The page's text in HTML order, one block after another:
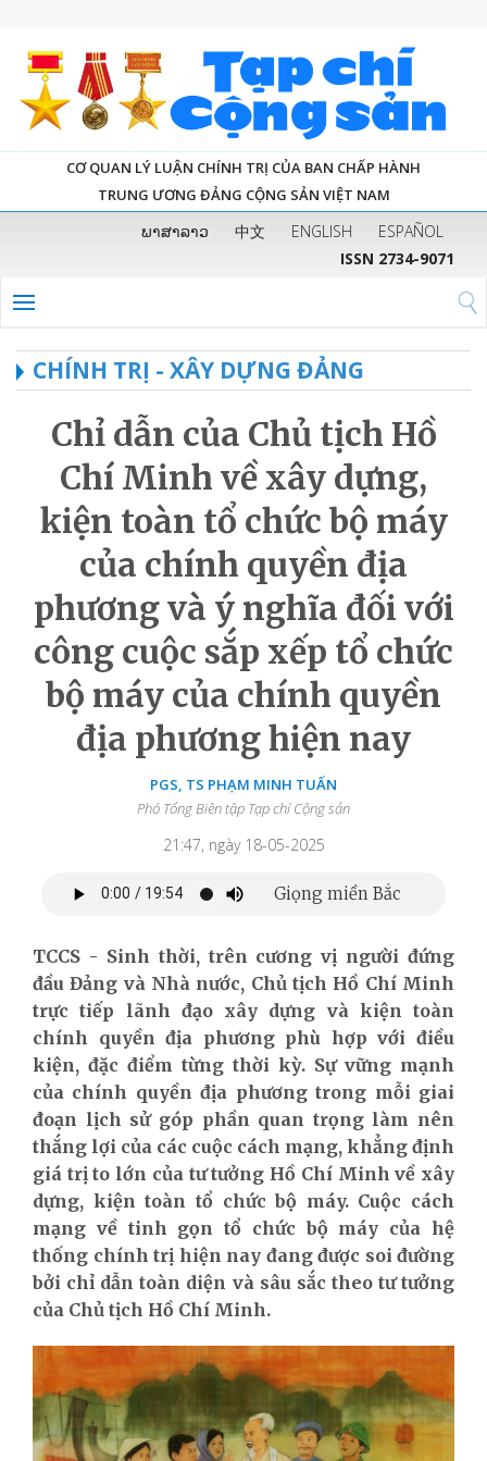
CƠ QUAN LÝ LUẬN CHÍNH TRỊ CỦA BAN CHẤP HÀNH
TRUNG ƯƠNG ĐẢNG CỘNG SẢN VIỆT NAM
ພາສາລາວ 中文 ENGLISH
ESPAÑOL
ISSN 2734-9071
CHÍNH TRỊ - XÂY DỰNG ĐẢNG
Chỉ dẫn của Chủ tịch Hồ
Chí Minh về xây dựng,
kiện toàn tổ chức bộ máy
của chính quyền địa
phương và ý nghĩa đối với
công cuộc sắp xếp tổ chức
bộ máy của chính quyền
địa phương hiện nay
PGS, TS PHẠM MINH TUẤN
Phó Tổng Biên tập Tạp chí Cộng sản
21:47, ngày 18-05-2025
TCCS - Sinh thời, trên cương vị người đứng
đầu Đảng và Nhà nước, Chủ tịch Hồ Chí Minh
trực tiếp lãnh đạo xây dựng và kiện toàn
chính quyền địa phương phù hợp với điều
kiện, đặc điểm từng thời kỳ. Sự vững mạnh
của chính quyền địa phương trong mỗi giai
đoạn lịch sử góp phần quan trọng làm nên
thắng lợi của các cuộc cách mạng, khẳng định
giá trị to lớn của tư tưởng Hồ Chí Minh về xây
dựng, kiện toàn tổ chức bộ máy. Cuộc cách
mạng về tinh gọn tổ chức bộ máy của hệ
thống chính trị hiện nay đang được soi đường
bởi chỉ dẫn toàn diện và sâu sắc theo tư tưởng
của Chủ tịch Hồ Chí Minh.